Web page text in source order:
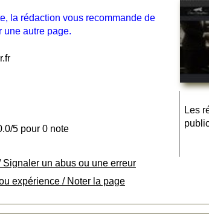
la rédaction vous recommande de
une autre page.
5 pour 0 note
Signaler un abus ou une erreur
expérience / Noter la page
Les